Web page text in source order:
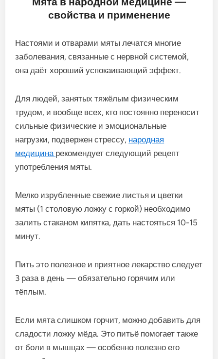
свойства и применение
Настоями и отварами мяты лечатся многие
заболевания, связанные с нервной системой,
она даёт хороший успокаивающий эффект.
Для людей, занятых тяжёлым физическим
трудом, и вообще всех, кто постоянно переносит
сильные физические и эмоциональные
нагрузки, подвержен стрессу, народная
медицина рекомендует следующий рецепт
употребления мяты.
Мелко изрубленные свежие листья и цветки
мяты (1 столовую ложку с горкой) необходимо
залить стаканом кипятка, дать настояться 10-15
минут.
Пить это полезное и приятное лекарство следует
3 раза в день — обязательно горячим или
тёплым.
Если мята слишком горчит, можно добавить для
сладости ложку мёда. Это питьё помогает также
от боли в мышцах — особенно полезно его